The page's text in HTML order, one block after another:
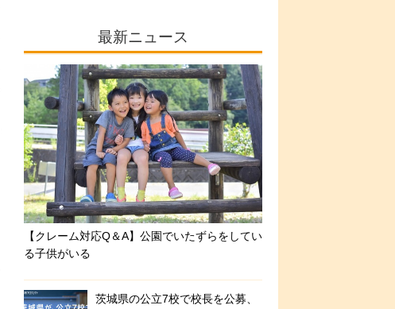
最新ニュース
【クレーム対応Q＆A】公園でいたずらをしてい
る子供がいる
茨城県の公立7校で校長を公募、